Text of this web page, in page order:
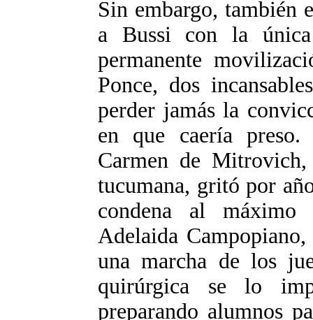
Sin embargo, también
a Bussi con la
permanente
Ponce, dos
perder jamás la
en que caería preso.
Carmen de
tucumana, gritó por
condena al máximo
Adelaida
una marcha de los
quirúrgica se lo
preparando alumnos